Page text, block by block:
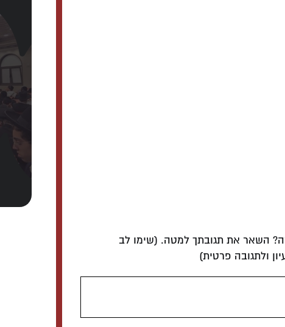
השאר את תגובתך למטה. (שימו לב
ולתגובה פרטית)